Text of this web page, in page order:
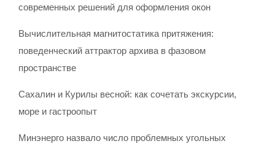
современных решений для оформления окон
Вычислительная магнитостатика притяжения:
поведенческий аттрактор архива в фазовом
пространстве
Сахалин и Курилы весной: как сочетать экскурсии,
море и гастроопыт
Минэнерго назвало число проблемных угольных